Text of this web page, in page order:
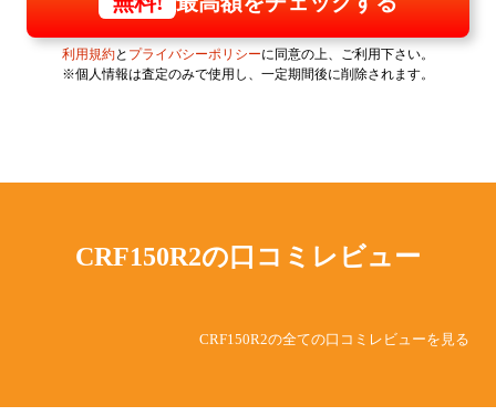
利用規約と プライバシーポリシーに同意の上、ご利用下さい。
※個人情報は査定のみで使用し、一定期間後に削除されます。
CRF150R2の 口コミレビュー
CRF150R2の全ての口コミレビューを見る